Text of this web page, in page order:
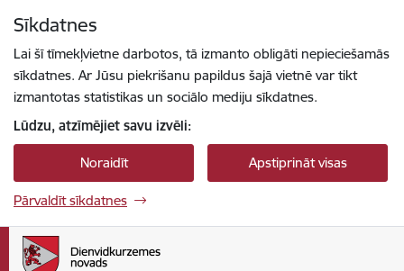
Sīkdatnes
Lai šī tīmekļvietne darbotos, tā izmanto obligāti nepieciešamās
sīkdatnes. Ar Jūsu piekrišanu papildus šajā vietnē var tikt
izmantotas statistikas un sociālo mediju sīkdatnes.
Lūdzu, atzīmējiet savu izvēli:
Noraidīt Apstiprināt visas
Pārvaldīt sīkdatnes